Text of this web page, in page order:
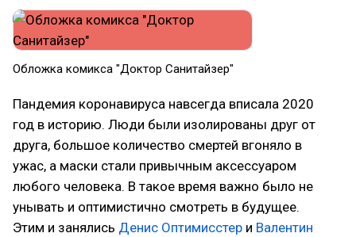
Обложка комикса "Доктор Санитайзер"
Пандемия коронавируса навсегда вписала 2020
год в историю. Люди были изолированы друг от
друга, большое количество смертей вгоняло в
ужас, а маски стали привычным аксессуаром
любого человека. В такое время важно было не
унывать и оптимистично смотреть в будущее.
Этим и занялись Денис Оптимисстер и Валентин